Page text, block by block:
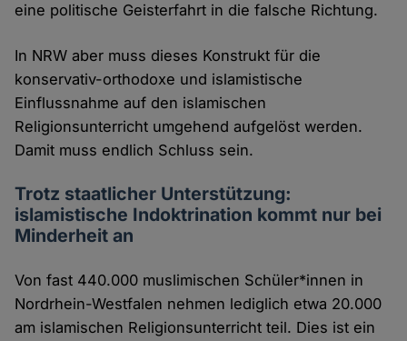
eine politische Geisterfahrt in die falsche Richtung.
In NRW aber muss dieses Konstrukt für die
konservativ-orthodoxe und islamistische
Einflussnahme auf den islamischen
Religionsunterricht umgehend aufgelöst werden.
Damit muss endlich Schluss sein.
Trotz staatlicher Unterstützung:
islamistische Indoktrination kommt nur bei
Minderheit an
Von fast 440.000 muslimischen Schüler*innen in
Nordrhein-Westfalen nehmen lediglich etwa 20.000
am islamischen Religionsunterricht teil. Dies ist ein